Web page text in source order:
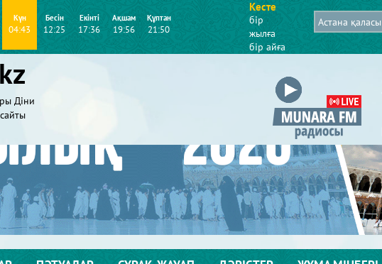
Күн
04:43
Бесін
12:25
Екінті
17:36
Ақшам
19:56
Құптан
21:50
Кесте
бір
жылға
бір айға
Діни